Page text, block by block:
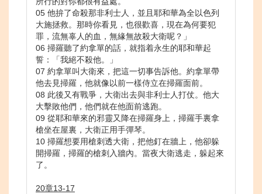
05 他拚了命殺那非利士人，並且耶和華為全以色列
大施拯救。那時你看見，也很歡喜，現在為何要犯
罪，流無辜人的血，無緣無故殺大衛呢？」
06 掃羅聽了約拿單的話，就指着永生的耶和華起
誓：「我絕不殺他。」
07 約拿單叫大衛來，把這一切事告訴他。約拿單帶
他去見掃羅，他就像以前一樣侍立在掃羅面前。
08 此後又有戰爭，大衛出去與非利士人打仗。他大
大擊敗他們，他們就在他面前逃跑。
09 從耶和華來的邪靈又降在掃羅身上，掃羅手裏拿
槍坐在屋裏，大衛正用手彈琴。
10 掃羅想要用槍刺透大衛，把他釘在牆上，他卻躲
開掃羅，掃羅的槍刺入牆內。當夜大衛逃走，躲起來
了。
20章13-17